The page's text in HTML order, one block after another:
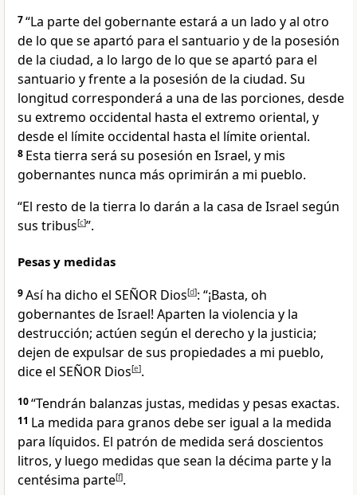
7“La parte del gobernante estará a un lado y al otro
de lo que se apartó para el santuario y de la posesión
de la ciudad, a lo largo de lo que se apartó para el
santuario y frente a la posesión de la ciudad. Su
longitud corresponderá a una de las porciones, desde
su extremo occidental hasta el extremo oriental, y
desde el límite occidental hasta el límite oriental.
8 Esta tierra será su posesión en Israel, y mis
gobernantes nunca más oprimirán a mi pueblo.
“El resto de la tierra lo darán a la casa de Israel según
sus tribus[c]”.
Pesas y medidas
9Así ha dicho el SEÑOR Dios[d]: “¡Basta, oh
gobernantes de Israel! Aparten la violencia y la
destrucción; actúen según el derecho y la justicia;
dejen de expulsar de sus propiedades a mi pueblo,
dice el SEÑOR Dios[e].
10“Tendrán balanzas justas, medidas y pesas exactas.
11 La medida para granos debe ser igual a la medida
para líquidos. El patrón de medida será doscientos
litros, y luego medidas que sean la décima parte y la
centésima parte[f].